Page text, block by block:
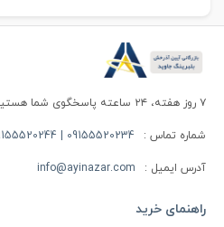
۷ روز هفته، ۲۴ ساعته پاسخگوی شما هستیم.
شماره تماس : 09155520234 | 09155520244
آدرس ایمیل : info@ayinazar.com
راهنمای خرید